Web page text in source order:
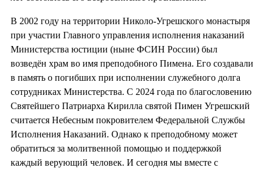
В 2002 году на территории Николо-Угрешского монастыря
при участии Главного управления исполнения наказаний
Министерства юстиции (ныне ФСИН России) был
возведён храм во имя преподобного Пимена. Его создавали
в память о погибших при исполнении служебного долга
сотрудниках Министерства. С 2024 года по благословению
Святейшего Патриарха Кирилла святой Пимен Угрешский
считается Небесным покровителем Федеральной Службы
Исполнения Наказаний. Однако к преподобному может
обратиться за молитвенной помощью и поддержкой
каждый верующий человек. И сегодня мы вместе с